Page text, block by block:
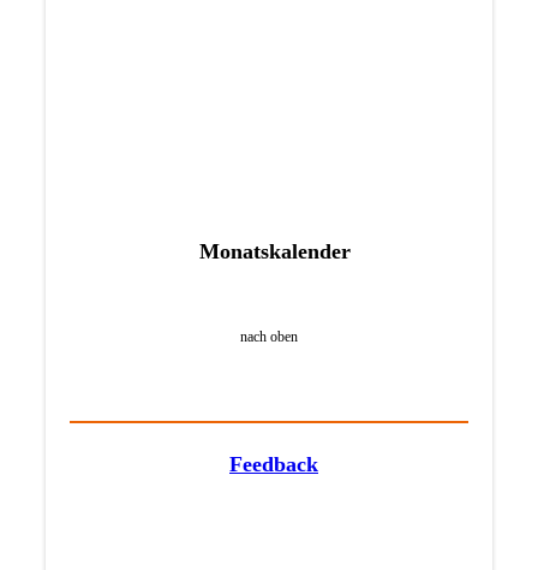
Monatskalender
nach oben
Feedback